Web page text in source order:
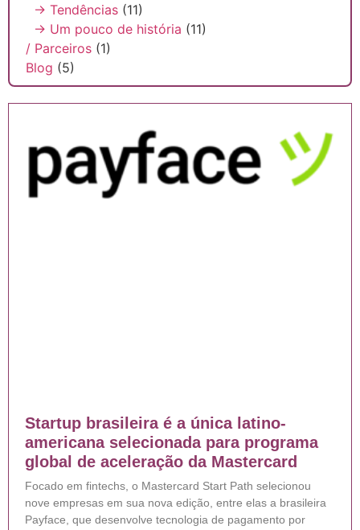
Startup brasileira é a única latino-
americana selecionada para programa
global de aceleração da Mastercard
Focado em fintechs, o Mastercard Start Path selecionou
nove empresas em sua nova edição, entre elas a brasileira
Payface, que desenvolve tecnologia de pagamento por
→ Tendências (11)
→ Um pouco de história (11)
/ Parceiros (1)
Blog (5)